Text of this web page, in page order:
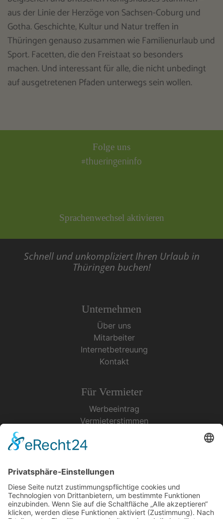
aus der Linie der Herzöge von Sachsen-Coburg und
Gotha. Geschichte, Kultur und Natur treffen in
Thüringen genauso zusammen wie Familienurlaub und
Sport. Facetten, die den Freistaat so besonders
machen. Und interessant für alle, die nicht unbedingt
auf ausgetretenen Pfaden unterwegs sein wollen.
Folge uns
#thueringeninfo
Sprachenwechsel aktivieren
Schnell und unkompliziert Ihren Urlaub in
Thüringen buchen!
Unternehmen
Über uns
Mitarbeiter
Internetbetreuung
Kontakt
Für Vermieter
Werbeeintrag
Vermieterstimmen
Urlaubsservice
Bücher, Karten & CD's
Ihre Anreise
Wetter